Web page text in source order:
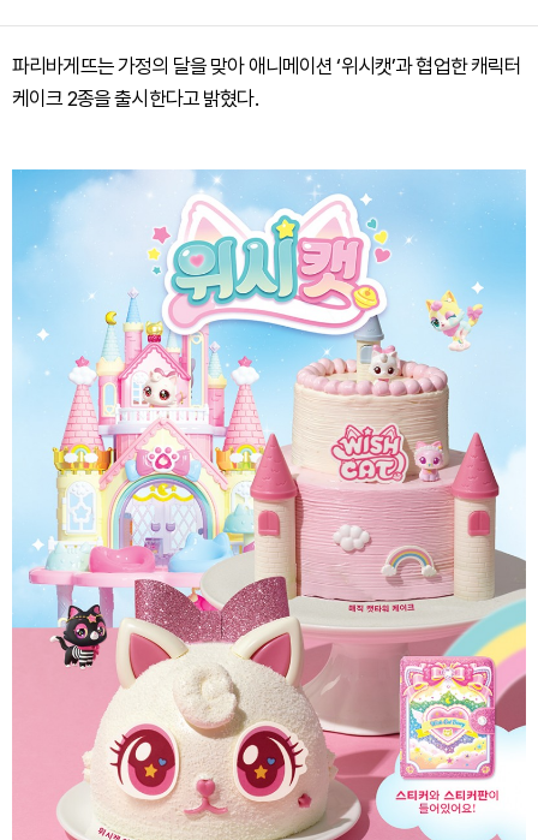
파리바게뜨는 가정의 달을 맞아 애니메이션 ‘위시캣’과 협업한 캐릭터
케이크 2종을 출시한다고 밝혔다.